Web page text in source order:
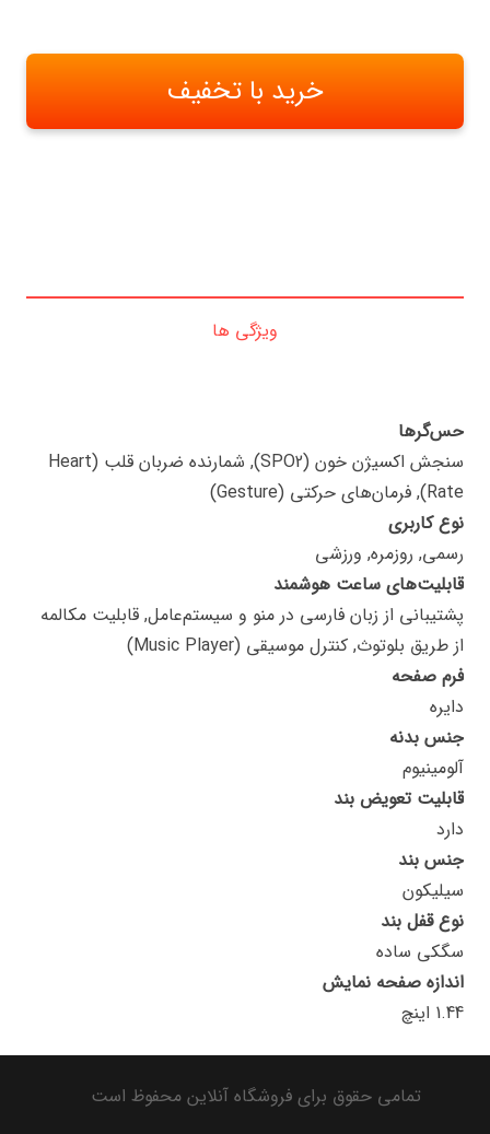
خرید با تخفیف
ویژگی ها
حس‌گرها
سنجش اکسیژن خون (SPO2), شمارنده ضربان قلب (Heart
Rate), فرمان‌های حرکتی (Gesture)
نوع کاربری
رسمی, روزمره, ورزشی
قابلیت‌های ساعت هوشمند
پشتیبانی از زبان فارسی در منو و سیستم‌عامل, قابلیت مکالمه
از طریق بلوتوث, کنترل موسیقی (Music Player)
فرم صفحه
دایره
جنس بدنه
آلومینیوم
قابلیت تعویض بند
دارد
جنس بند
سیلیکون
نوع قفل بند
سگکی ساده
اندازه صفحه نمایش
1.44 اینچ
تمامی حقوق برای فروشگاه آنلاین محفوظ است